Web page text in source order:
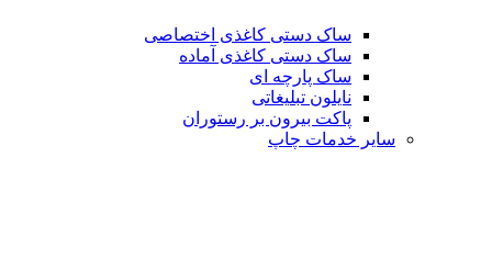
ساک دستی کاغذی اختصاصی
ساک دستی کاغذی آماده
ساک پارچه ای
نایلون تبلیغاتی
پاکت بیرون بر رستوران
سایر خدمات چاپ